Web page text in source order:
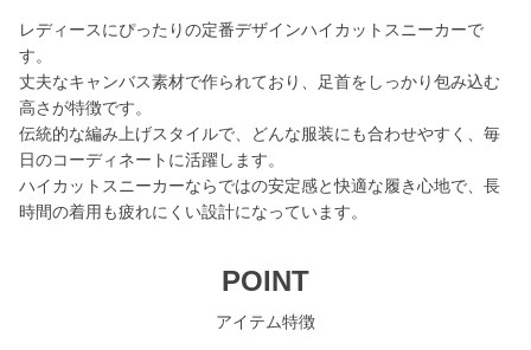
レディースにぴったりの定番デザインハイカットスニーカーで
す。
丈夫なキャンバス素材で作られており、足首をしっかり包み込む
高さが特徴です。
伝統的な編み上げスタイルで、どんな服装にも合わせやすく、毎
日のコーディネートに活躍します。
ハイカットスニーカーならではの安定感と快適な履き心地で、長
時間の着用も疲れにくい設計になっています。
POINT
アイテム特徴